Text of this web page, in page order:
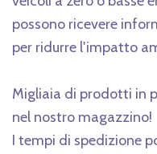
possono ricevere
per ridurre l'impatto
Migliaia di prodotti in
nel nostro magazzino!
I tempi di spedizione